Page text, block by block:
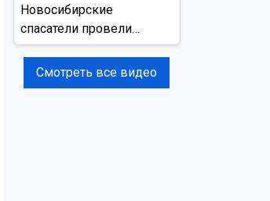
Новосибирские
спасатели провели
учения на реке Обь
Смотреть все видео